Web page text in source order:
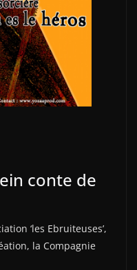
conte de
‘les Ebruiteuses’,
la Compagnie